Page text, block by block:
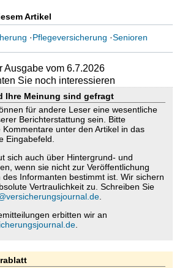
Artikel
·Pflegeversicherung ·Senioren
Ausgabe vom 6.7.2026
Sie noch interessieren
Ihre Meinung sind gefragt
für andere Leser eine wesentliche
Berichterstattung sein. Bitte
unter den Artikel in das
Eingabefeld.
sich auch über Hintergrund- und
wenn sie nicht zur Veröffentlichung
Informanten bestimmt ist. Wir sichern
Vertraulichkeit zu. Schreiben Sie
erbitten wir an